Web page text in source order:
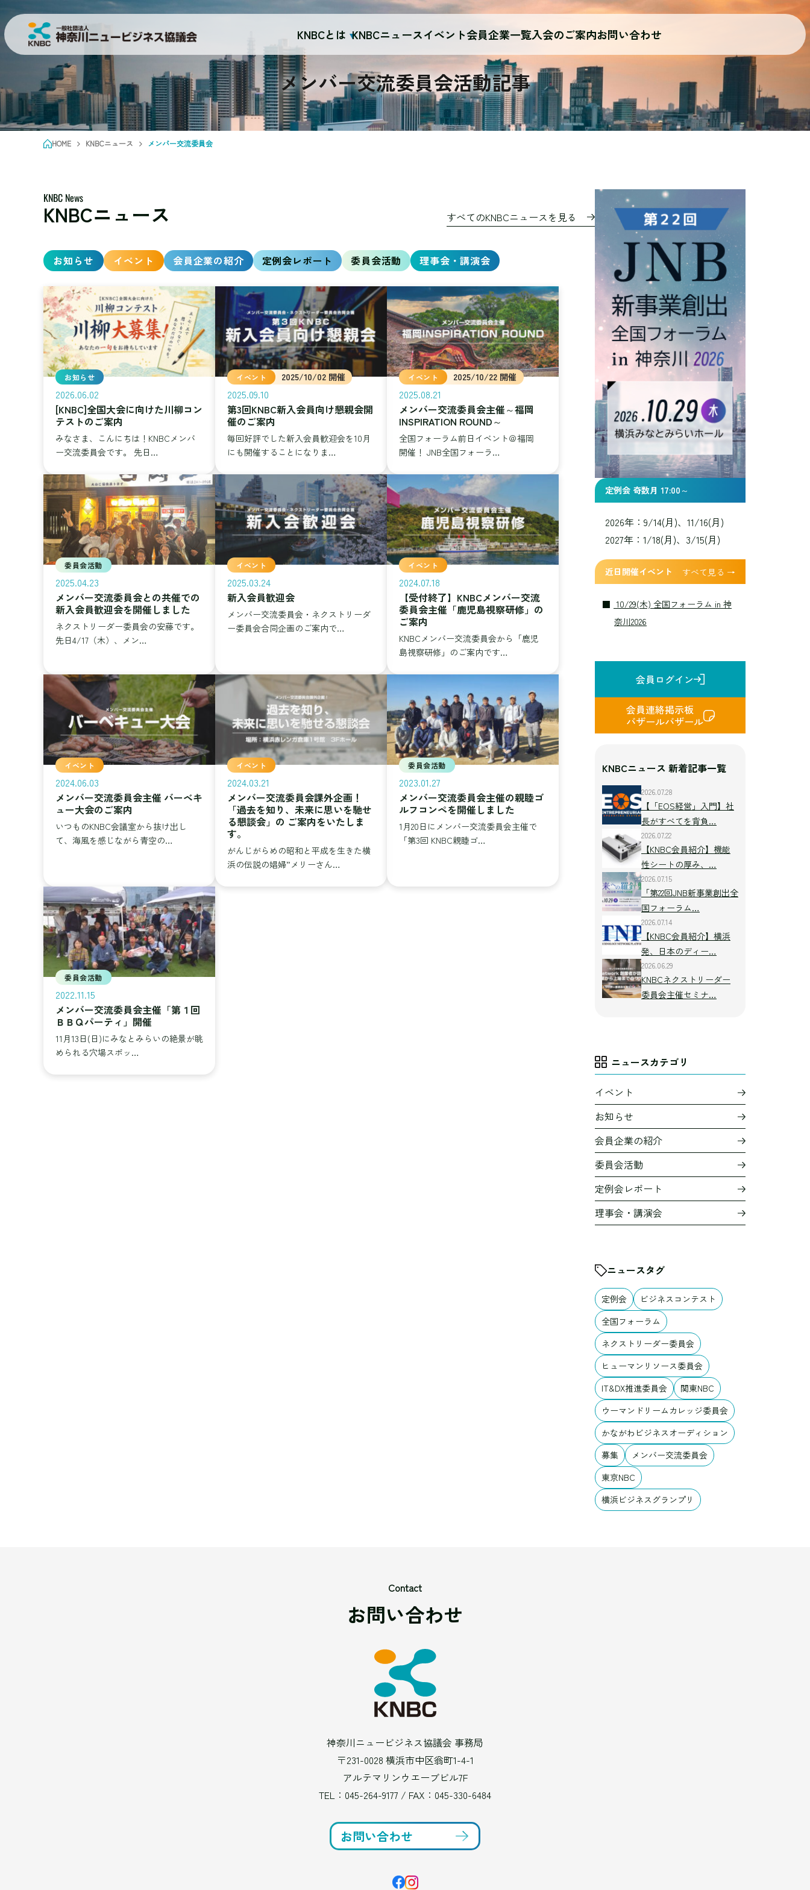
KNBCとは KNBCニュースイベント会員企業一覧入会のご案内お問い合わせ
メンバー交流委員会活動記事
HOME KNBCニュース メンバー交流委員会
KNBC News
KNBCニュース すべてのKNBCニュースを見る
お知らせ イベント 会員企業の紹介 定例会レポート 委員会活動 理事会・講演会
お知らせ
2026.06.02
[KNBC]全国大会に向けた川柳コン
テストのご案内
みなさま、こんにちは！KNBCメンバ
ー交流委員会です。 先日…
2025/10/02 開催
イベント
2025.09.10
第3回KNBC新入会員向け懇親会開
催のご案内
毎回好評でした新入会員歓迎会を10月
にも開催することになりま…
2025/10/22 開催
イベント
2025.08.21
メンバー交流委員会主催～福岡
INSPIRATION ROUND～
全国フォーラム前日イベント＠福岡
開催！ JNB全国フォーラ…
委員会活動
2025.04.23
メンバー交流委員会との共催での
新入会員歓迎会を開催しました
ネクストリーダー委員会の安藤です。
先日4/17（木）、メン…
イベント
2025.03.24
新入会員歓迎会
メンバー交流委員会・ネクストリーダ
ー委員会合同企画のご案内で…
イベント
2024.07.18
【受付終了】KNBCメンバー交流
委員会主催「鹿児島視察研修」の
ご案内
KNBCメンバー交流委員会から「鹿児
島視察研修」のご案内です…
イベント
2024.06.03
メンバー交流委員会主催 バーベキ
ュー大会のご案内
いつものKNBC会議室から抜け出し
て、海風を感じながら青空の…
イベント
2024.03.21
メンバー交流委員会課外企画！
「過去を知り、未来に思いを馳せ
る懇談会」の ご案内をいたしま
す。
がんじがらめの昭和と平成を生きた横
浜の伝説の娼婦”メリーさん…
委員会活動
2023.01.27
メンバー交流委員会主催の親睦ゴ
ルフコンペを開催しました
1月20日にメンバー交流委員会主催で
「第3回 KNBC親睦ゴ…
委員会活動
2022.11.15
メンバー交流委員会主催「第１回
ＢＢＱパーティ」開催
11月13日(日)にみなとみらいの絶景が眺
められる穴場スポッ…
定例会 奇数月 17:00～
2026年：9/14(月)、11/16(月)
2027年：1/18(月)、3/15(月)
近日開催イベント すべて見る →
10/29(木) 全国フォーラム in 神
奈川2026
会員ログイン
会員連絡掲示板
バザールバザール
KNBCニュース 新着記事一覧
2026.07.28
【「EOS経営」入門】社
長がすべてを背負…
2026.07.22
【KNBC会員紹介】機能
性シートの厚み、…
2026.07.15
「第22回JNB新事業創出全
国フォーラム…
2026.07.14
【KNBC会員紹介】横浜
発、日本のディー…
2026.06.29
KNBCネクストリーダー
委員会主催セミナ…
ニュースカテゴリ
イベント
お知らせ
会員企業の紹介
委員会活動
定例会レポート
理事会・講演会
ニュースタグ
定例会
ビジネスコンテスト
全国フォーラム
ネクストリーダー委員会
ヒューマンリソース委員会
IT&DX推進委員会
関東NBC
ウーマンドリームカレッジ委員会
かながわビジネスオーディション
募集
メンバー交流委員会
東京NBC
横浜ビジネスグランプリ
Contact
お問い合わせ
神奈川ニュービジネス協議会 事務局
〒231-0028 横浜市中区翁町1-4-1
アルテマリンウエーブビル7F
TEL： 045-264-9177 / FAX：045-330-6484
お問い合わせ